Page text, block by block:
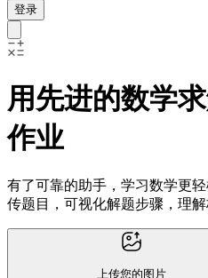
登录
用先进的数学
作业
有了可靠的助手，学习数学更
传题目，可视化解题步骤，理解
上传您的图片